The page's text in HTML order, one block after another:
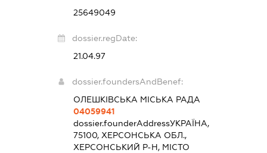
25649049
dossier.regDate:
21.04.97
dossier.foundersAndBenef:
ОЛЕШКІВСЬКА МІСЬКА РАДА
04059941
dossier.founderAddressУКРАЇНА,
75100, ХЕРСОНСЬКА ОБЛ.,
ХЕРСОНСЬКИЙ Р-Н, МІСТО